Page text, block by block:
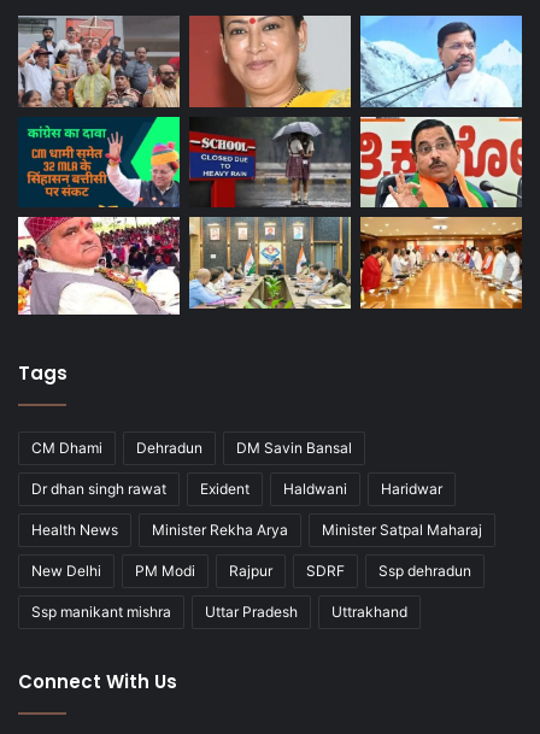
Tags
CM Dhami Dehradun DM Savin Bansal
Dr dhan singh rawat Exident Haldwani Haridwar
Health News Minister Rekha Arya Minister Satpal Maharaj
New Delhi PM Modi Rajpur SDRF Ssp dehradun
Ssp manikant mishra Uttar Pradesh Uttrakhand
Connect With Us